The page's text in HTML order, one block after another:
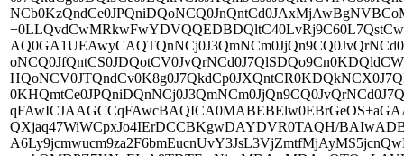
QXjaq47WiWCpxJo4IErDCCBKgwDAYDVR0TAQH/